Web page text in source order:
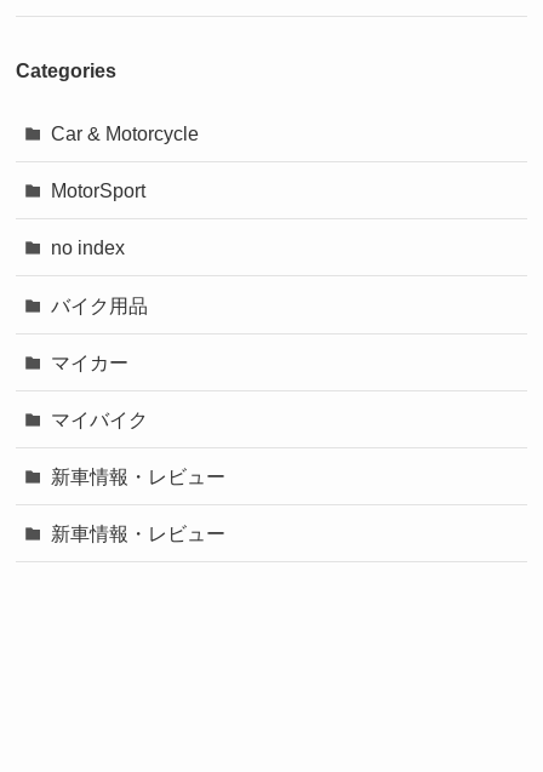
Categories
Car & Motorcycle
MotorSport
no index
バイク用品
マイカー
マイバイク
新車情報・レビュー
新車情報・レビュー